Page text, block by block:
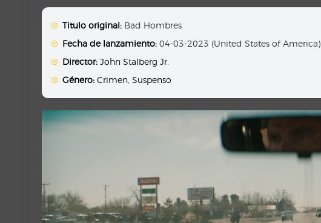
Titulo original: Bad Hombres
Fecha de lanzamiento: 04-03-2023 (United States of America)
Director: John Stalberg Jr.
Género: Crimen ,Suspenso